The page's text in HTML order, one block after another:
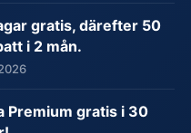
gratis, därefter 50
i 2 mån.
Premium gratis i 30